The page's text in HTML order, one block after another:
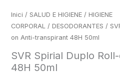
Inici / SALUD E HIGIENE/ HIGIENE
CORPORAL/ DESODORANTES /
on Anti-transpirant 48H 50ml
SVR Spirial Duplo
48H 50ml